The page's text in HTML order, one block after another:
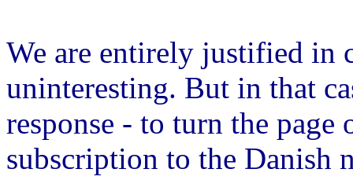
We are entirely justified in
uninteresting. But in that
response - to turn the page
subscription to the Danish